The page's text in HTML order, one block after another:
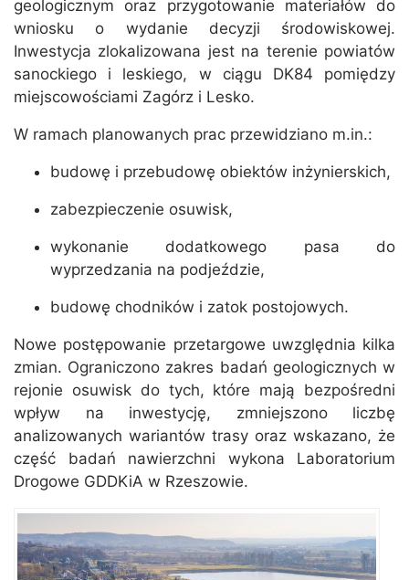
geologicznym oraz przygotowanie materiałów do
wniosku o wydanie decyzji środowiskowej.
Inwestycja zlokalizowana jest na terenie powiatów
sanockiego i leskiego, w ciągu DK84 pomiędzy
miejscowościami Zagórz i Lesko.
W ramach planowanych prac przewidziano m.in.:
budowę i przebudowę obiektów inżynierskich,
zabezpieczenie osuwisk,
wykonanie dodatkowego pasa do
wyprzedzania na podjeździe,
budowę chodników i zatok postojowych.
Nowe postępowanie przetargowe uwzględnia kilka
zmian. Ograniczono zakres badań geologicznych w
rejonie osuwisk do tych, które mają bezpośredni
wpływ na inwestycję, zmniejszono liczbę
analizowanych wariantów trasy oraz wskazano, że
część badań nawierzchni wykona Laboratorium
Drogowe GDDKiA w Rzeszowie.